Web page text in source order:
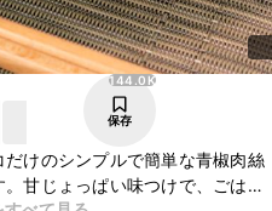
144.0K
保存
けのシンプルで簡単な青椒肉絲
。甘じょっぱい味つけで、ごはん